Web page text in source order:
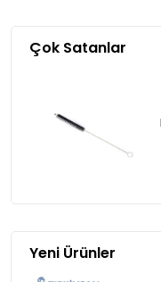
Çok Satanlar
Yeni Ürünler